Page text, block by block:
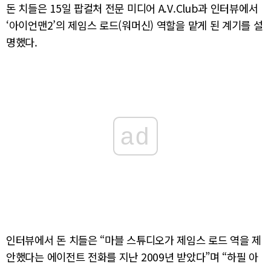
돈 치들은 15일 팝컬처 전문 미디어 A.V.Club과 인터뷰에서
‘아이언맨2’의 제임스 로드(워머신) 역할을 맡게 된 계기를 설
명했다.
ad
인터뷰에서 돈 치들은 “마블 스튜디오가 제임스 로드 역을 제
안했다는 에이전트 전화를 지난 2009년 받았다”며 “하필 아